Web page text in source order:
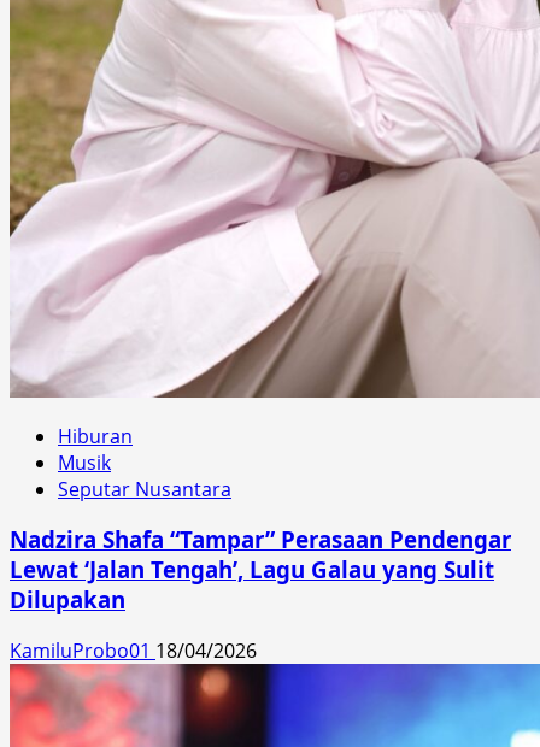
Hiburan
Musik
Seputar Nusantara
Nadzira Shafa “Tampar” Perasaan Pendengar
Lewat ‘Jalan Tengah’, Lagu Galau yang Sulit
Dilupakan
KamiluProbo01 18/04/2026